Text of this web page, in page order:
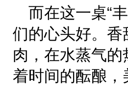
而在这一桌“
们的心头好。
肉，在水蒸气
着时间的酝酿